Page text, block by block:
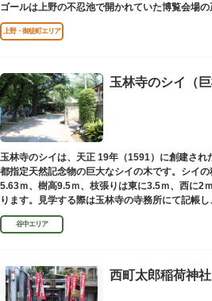
ゴールは上野の不忍池で開かれていた博覧会場の
上野・御徒町エリア
玉林寺のシイ（巨
玉林寺のシイは、天正 19年（1591）に創建され
都指定天然記念物の巨大なシイの木です。シイ
5.63ｍ、樹高9.5ｍ、枝張りは東に3.5ｍ、西に2
ります。見学する際は玉林寺の寺務所にて記帳し
谷中エリア
西町太郎稲荷神社